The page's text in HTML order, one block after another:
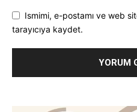
Ismimi, e-postamı ve web
tarayıcıya kaydet.